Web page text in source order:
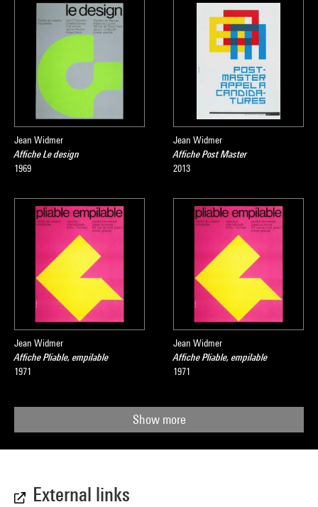
Jean Widmer
Affiche Le design
1969
Jean Widmer
Affiche Post Master
2013
Jean Widmer
Affiche Pliable, empilable
1971
Jean Widmer
Affiche Pliable, empilable
1971
Show more
External links